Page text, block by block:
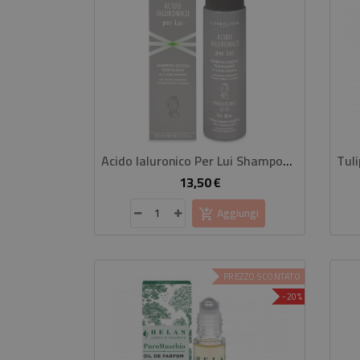
Acido Ialuronico Per Lui Shampoo Doccia Tonificante
13,50 €Prezzo
Aggiungi
-20%
PREZZO SCONTATO